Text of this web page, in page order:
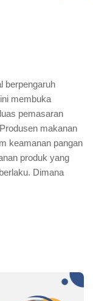
berpengaruh
membuka
pemasaran
makanan
keamanan pangan
produk yang
Dimana